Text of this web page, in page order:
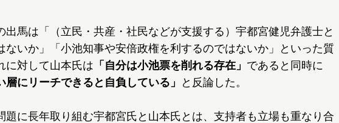
馬は「（立民・共産・社民などが支援する）宇都宮健児弁護士と
ないか」「小池知事や安倍政権を利するのではないか」といった質
に対して山本氏は 「自分は小池票を削れる存在」 であると同時に
層にリーチできると自負している」
と反論した。
に長年取り組む宇都宮氏と山本氏とは、支持者も立場も重なり合